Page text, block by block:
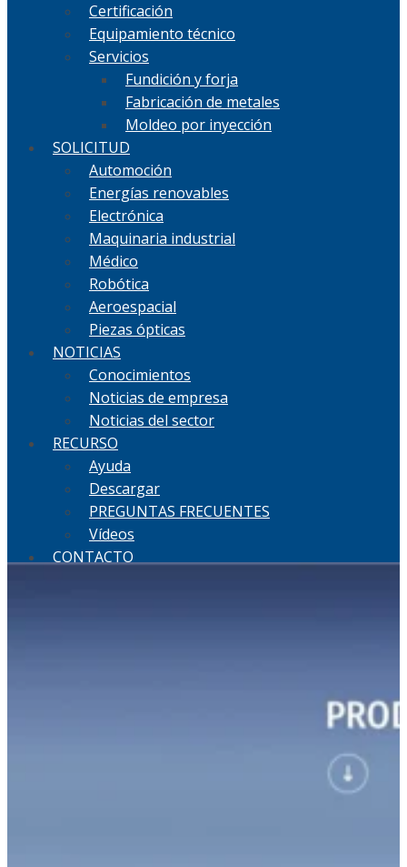
Certificación
Equipamiento técnico
Servicios
Fundición y forja
Fabricación de metales
Moldeo por inyección
SOLICITUD
Automoción
Energías renovables
Electrónica
Maquinaria industrial
Médico
Robótica
Aeroespacial
Piezas ópticas
NOTICIAS
Conocimientos
Noticias de empresa
Noticias del sector
RECURSO
Ayuda
Descargar
PREGUNTAS FRECUENTES
Vídeos
CONTACTO